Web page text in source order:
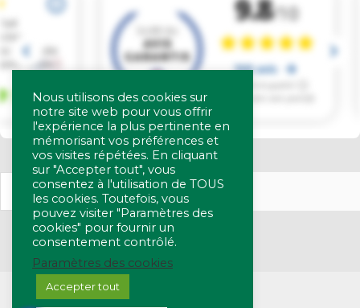
Nous utilisons des cookies sur
notre site web pour vous offrir
l'expérience la plus pertinente en
mémorisant vos préférences et
vos visites répétées. En cliquant
sur "Accepter tout", vous
consentez à l'utilisation de TOUS
les cookies. Toutefois, vous
pouvez visiter "Paramètres des
cookies" pour fournir un
consentement contrôlé.
Paramètres des cookies
Accepter tout